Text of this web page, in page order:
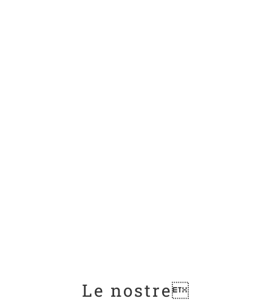
Le nostre